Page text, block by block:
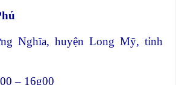
Nghĩa, huyện Long Mỹ, tỉnh
– 16g00